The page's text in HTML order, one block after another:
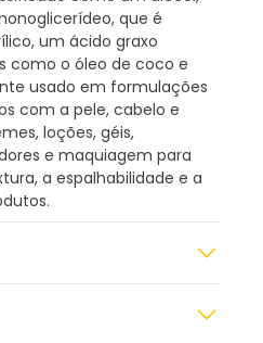
que é
um ácido graxo
como o óleo de coco e
usado em formulações
com a pele, cabelo e
loções, géis,
e maquiagem para
a espalhabilidade e a